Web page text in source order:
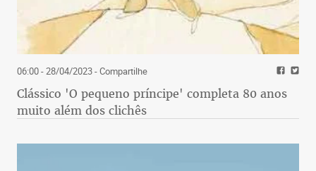
06:00 - 28/04/2023- Compartilhe
Clássico 'O pequeno príncipe' completa 80 anos
muito além dos clichês